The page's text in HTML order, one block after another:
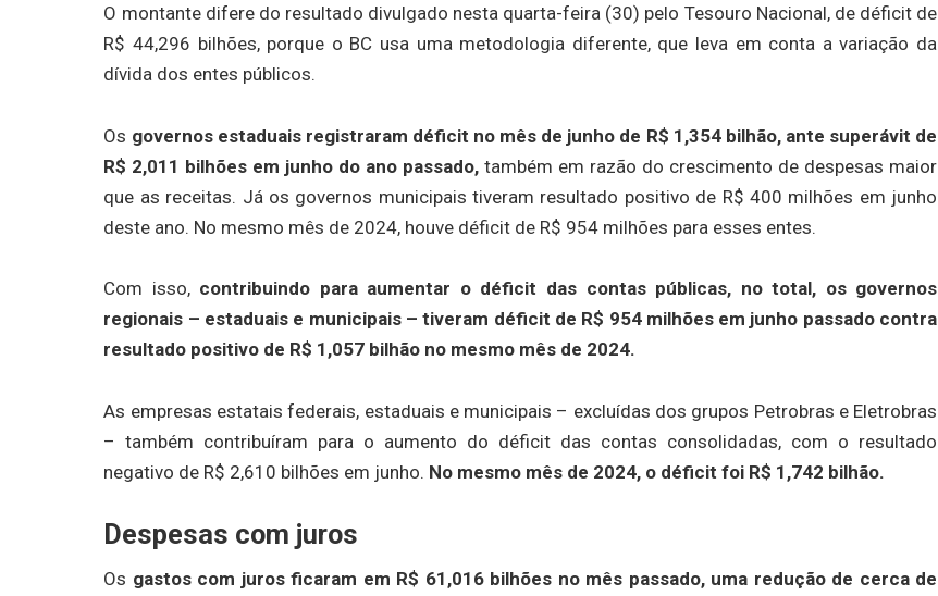
O montante difere do resultado divulgado nesta quarta-feira (30) pelo Tesouro Nacional, de déficit de
R$ 44,296 bilhões, porque o BC usa uma metodologia diferente, que leva em conta a variação da
dívida dos entes públicos.
Os governos estaduais registraram déficit no mês de junho de R$ 1,354 bilhão, ante superávit de
R$ 2,011 bilhões em junho do ano passado, também em razão do crescimento de despesas maior
que as receitas. Já os governos municipais tiveram resultado positivo de R$ 400 milhões em junho
deste ano. No mesmo mês de 2024, houve déficit de R$ 954 milhões para esses entes.
Com isso,contribuindo para aumentar o déficit das contas públicas, no total, os governos
regionais – estaduais e municipais – tiveram déficit de R$ 954 milhões em junho passado contra
resultado positivo de R$ 1,057 bilhão no mesmo mês de 2024.
As empresas estatais federais, estaduais e municipais – excluídas dos grupos Petrobras e Eletrobras
– também contribuíram para o aumento do déficit das contas consolidadas, com o resultado
negativo de R$ 2,610 bilhões em junho. No mesmo mês de 2024, o déficit foi R$ 1,742 bilhão.
Despesas com juros
Os gastos com juros ficaram em R$ 61,016 bilhões no mês passado, uma redução de cerca de